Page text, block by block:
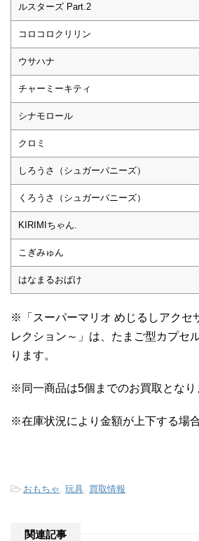
ルスターズ Part.2
コロコロクリリン
ウサハナ
チャーミーキティ
シナモロール
クロミ
しろうさ（シュガーバニーズ）
くろうさ（シュガーバニーズ）
KIRIMIちゃん.
こぎみゅん
はなまるおばけ
※「スーパーマリオ めじるしアクセ
レクション～」は、たまご型カプセ
ります。
※同一商品は5個までのお買取となり
※在庫状況により金額が上下する場
-おもちゃ 玩具 買取情報
関連記事